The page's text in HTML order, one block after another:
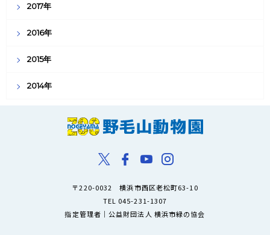
2017年
2016年
2015年
2014年
〒220-0032 横浜市西区老松町63-10
TEL 045-231-1307
指定管理者｜公益財団法人 横浜市緑の協会